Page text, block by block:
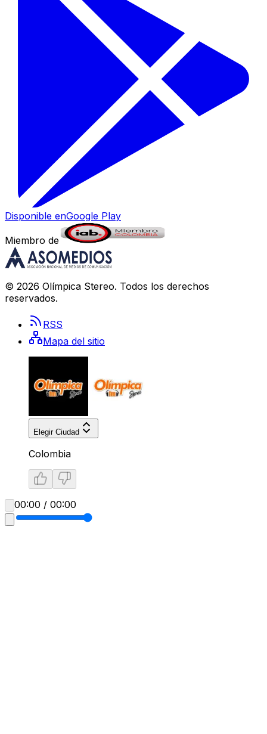
Disponible enGoogle Play
Miembro de
© 2026 Olímpica Stereo. Todos los derechos
reservados.
RSS
Mapa del sitio
Elegir Ciudad
Colombia
00:00 / 00:00